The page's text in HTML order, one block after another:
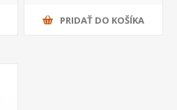
PRIDAŤ DO KOŠÍKA